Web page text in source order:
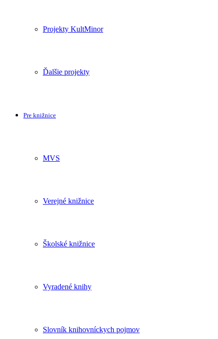
Projekty KultMinor
Ďalšie projekty
Pre knižnice
MVS
Verejné knižnice
Školské knižnice
Vyradené knihy
Slovník knihovníckych pojmov